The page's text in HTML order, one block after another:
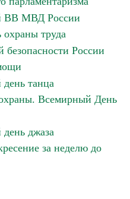
ВВ МВД России
труда
безопасности России
танца
Всемирный День
джаза
за неделю до